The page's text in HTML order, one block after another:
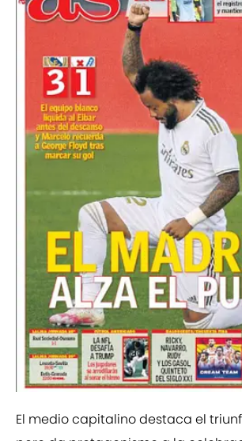
El medio capitalino destaca el